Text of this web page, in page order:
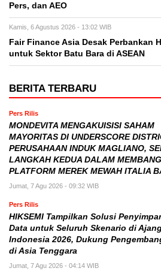
Pers, dan AEO
Kamis, 6 Agustus 2026 - 13:02 WIB
Fair Finance Asia Desak Perbankan
untuk Sektor Batu Bara di ASEAN
BERITA TERBARU
Pers Rilis
MONDEVITA MENGAKUISISI SAHAM
MAYORITAS DI UNDERSCORE
PERUSAHAAN INDUK MAGLIANO,
LANGKAH KEDUA DALAM
PLATFORM MEREK MEWAH ITALIA
Jumat, 7 Agu 2026 - 09:32 WIB
Pers Rilis
HIKSEMI Tampilkan Solusi
Data untuk Seluruh Skenario di
Indonesia 2026, Dukung
di Asia Tenggara
Jumat, 7 Agu 2026 - 04:14 WIB